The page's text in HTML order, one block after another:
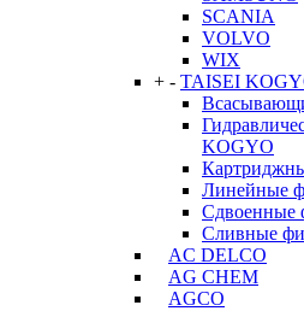
SCANIA
VOLVO
WIX
+ - TAISEI
KOGYO
Линейные
Сдвоенные
Сливные
AC DELCO
AG CHEM
AGCO